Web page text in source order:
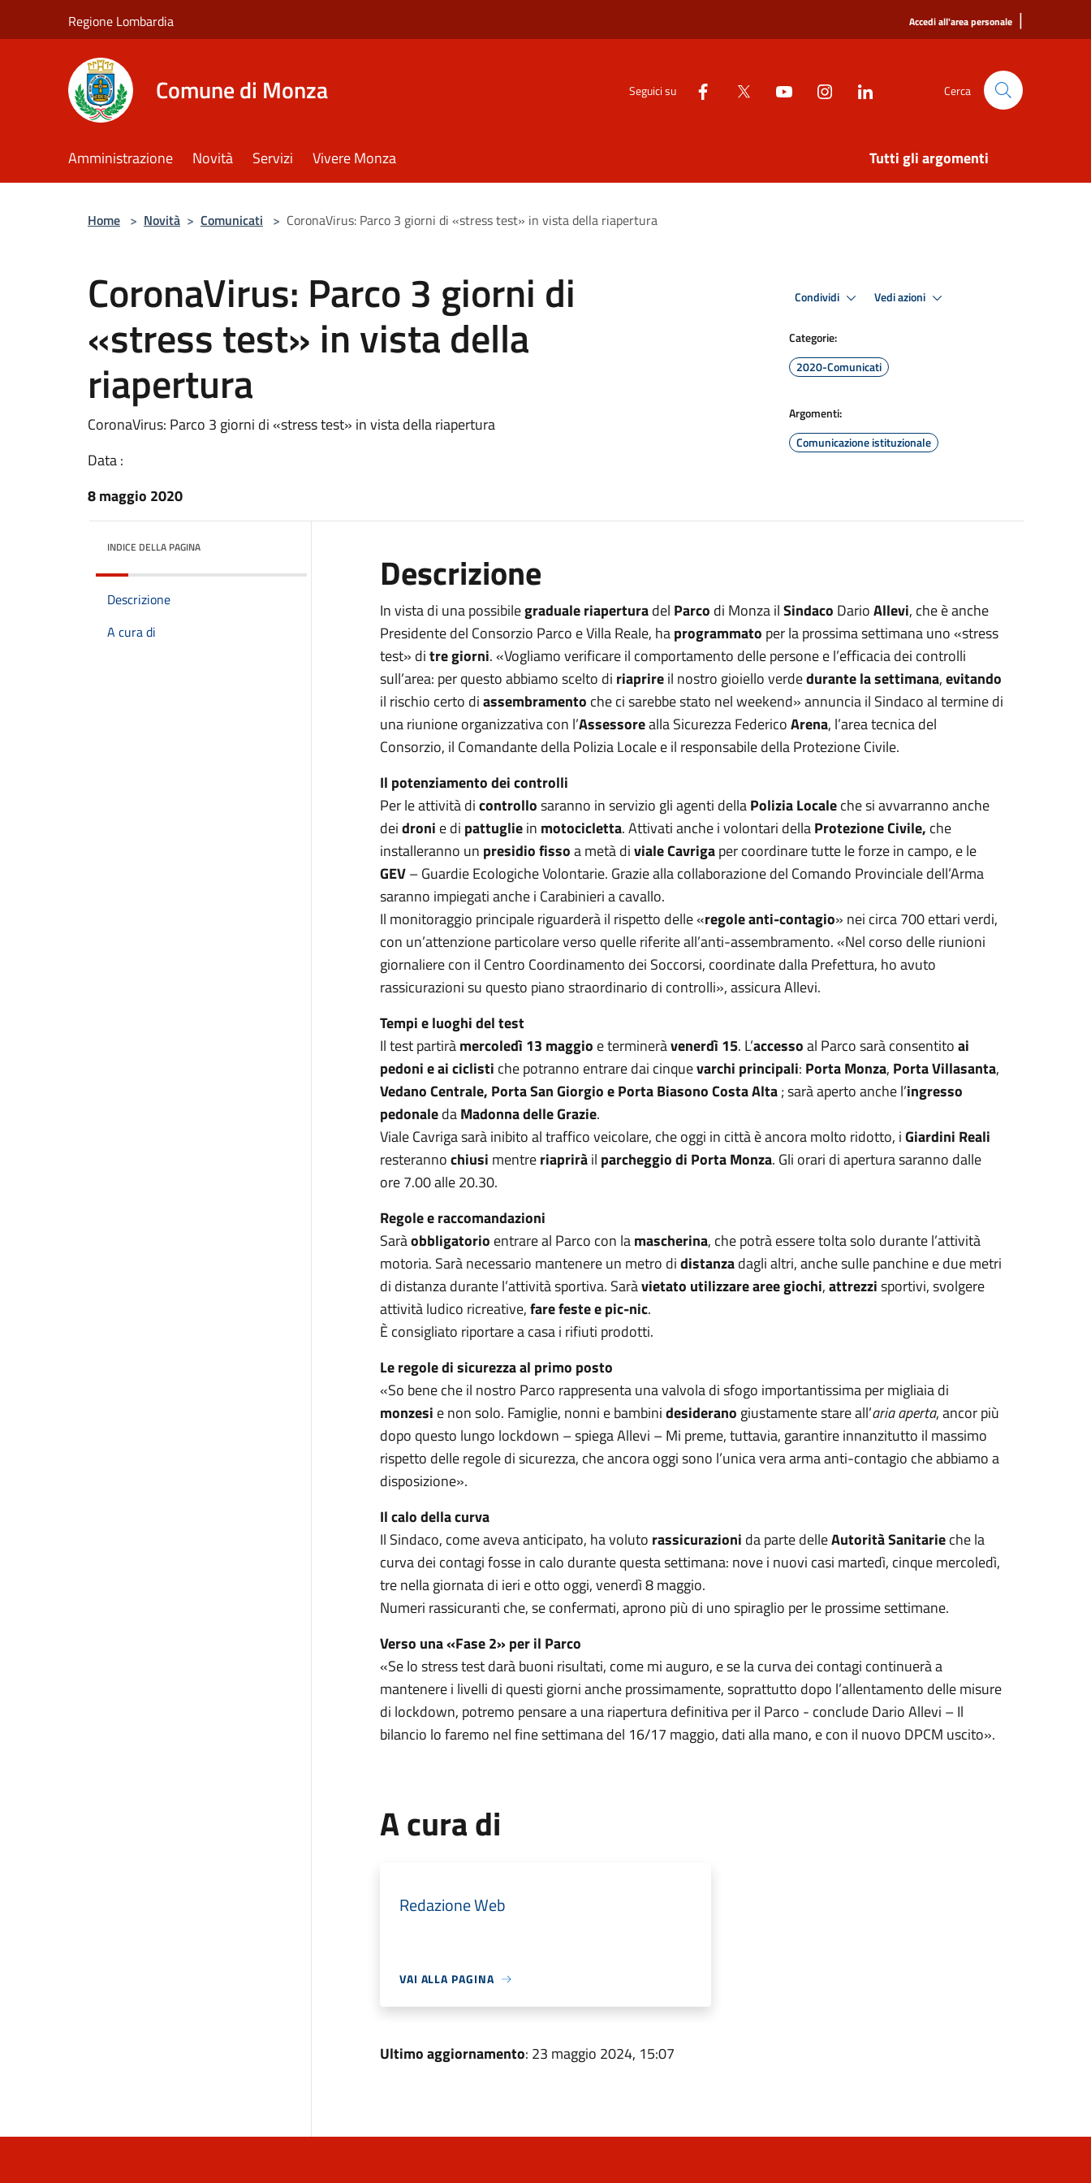
Regione Lombardia Accedi all'area personale |
Comune di Monza Seguici su Cerca
Amministrazione Novità Servizi Vivere Monza Tutti gli argomenti
Home > Novità > Comunicati > CoronaVirus: Parco 3 giorni di «stress test» in vista della riapertura
CoronaVirus: Parco 3 giorni di
«stress test» in vista della
riapertura
CoronaVirus: Parco 3 giorni di «stress test» in vista della riapertura
Data :
8 maggio 2020
Condividi Vedi azioni
Categorie:
2020-Comunicati
Argomenti:
Comunicazione istituzionale
INDICE DELLA PAGINA
Descrizione
A cura di
Descrizione
In vista di una possibilegraduale riaperturadel Parco di Monza ilSindaco DarioAllevi, che è anche
Presidente del Consorzio Parco e Villa Reale, haprogrammato per la prossima settimana uno «stress
test» ditre giorni. «Vogliamo verificare il comportamento delle persone e l’efficacia dei controlli
sull’area: per questo abbiamo scelto di riaprireil nostro gioiello verdedurante la settimana,evitando
il rischio certo diassembramento che ci sarebbe stato nel weekend» annuncia il Sindaco al termine di
una riunione organizzativa con l’Assessorealla Sicurezza FedericoArena, l’area tecnica del
Consorzio, il Comandante della Polizia Locale e il responsabile della Protezione Civile.
Il potenziamento dei controlli
Per le attività dicontrollosaranno in servizio gli agenti dellaPolizia Localeche si avvarranno anche
deidroni e di pattugliein motocicletta. Attivati anche i volontari dellaProtezione Civile, che
installeranno un presidio fissoa metà diviale Cavrigaper coordinare tutte le forze in campo, e le
GEV– Guardie Ecologiche Volontarie. Grazie alla collaborazione del Comando Provinciale dell’Arma
saranno impiegati anche i Carabinieri a cavallo.
Il monitoraggio principale riguarderà il rispetto delle «regole anti-contagio» nei circa 700 ettari verdi,
con un’attenzione particolare verso quelle riferite all’anti-assembramento. «Nel corso delle riunioni
giornaliere con il Centro Coordinamento dei Soccorsi, coordinate dalla Prefettura, ho avuto
rassicurazioni su questo piano straordinario di controlli», assicura Allevi.
Tempi e luoghi del test
Il test partiràmercoledì 13 maggio e termineràvenerdì 15. L’accessoal Parco sarà consentitoai
pedoni e ai ciclisti che potranno entrare dai cinquevarchi principali: Porta Monza, Porta Villasanta,
Vedano Centrale, Porta San Giorgio e Porta Biasono Costa Alta; sarà aperto anche l’ingresso
pedonaledaMadonna delle Grazie.
Viale Cavriga sarà inibito al traffico veicolare, che oggi in città è ancora molto ridotto, iGiardini Reali
resterannochiusi mentreriapriràil parcheggio di Porta Monza. Gli orari di apertura saranno dalle
ore 7.00 alle 20.30.
Regole e raccomandazioni
Saràobbligatorio entrare al Parco con lamascherina, che potrà essere tolta solo durante l’attività
motoria. Sarà necessario mantenere un metro didistanzadagli altri, anche sulle panchine e due metri
di distanza durante l’attività sportiva. Saràvietato utilizzare aree giochi,attrezzisportivi, svolgere
attività ludico ricreative,fare feste e pic-nic.
È consigliato riportare a casa i rifiuti prodotti.
Le regole di sicurezza al primo posto
«So bene che il nostro Parco rappresenta una valvola di sfogo importantissima per migliaia di
monzesi e non solo. Famiglie, nonni e bambinidesiderano giustamente stare all’aria aperta, ancor più
dopo questo lungo lockdown – spiega Allevi – Mi preme, tuttavia, garantire innanzitutto il massimo
rispetto delle regole di sicurezza, che ancora oggi sono l’unica vera arma anti-contagio che abbiamo a
disposizione».
Il calo della curva
Il Sindaco, come aveva anticipato, ha voluto rassicurazioni da parte delleAutorità Sanitarieche la
curva dei contagi fosse in calo durante questa settimana: nove i nuovi casi martedì, cinque mercoledì,
tre nella giornata di ieri e otto oggi, venerdì 8 maggio.
Numeri rassicuranti che, se confermati, aprono più di uno spiraglio per le prossime settimane.
Verso una «Fase 2» per il Parco
«Se lo stress test darà buoni risultati, come mi auguro, e se la curva dei contagi continuerà a
mantenere i livelli di questi giorni anche prossimamente, soprattutto dopo l’allentamento delle misure
di lockdown, potremo pensare a una riapertura definitiva per il Parco - conclude Dario Allevi – Il
bilancio lo faremo nel fine settimana del 16/17 maggio, dati alla mano, e con il nuovo DPCM uscito».
A cura di
Redazione Web
VAI ALLA PAGINA
Ultimo aggiornamento: 23 maggio 2024, 15:07